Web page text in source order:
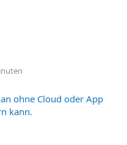
ohne Cloud oder App
kann.